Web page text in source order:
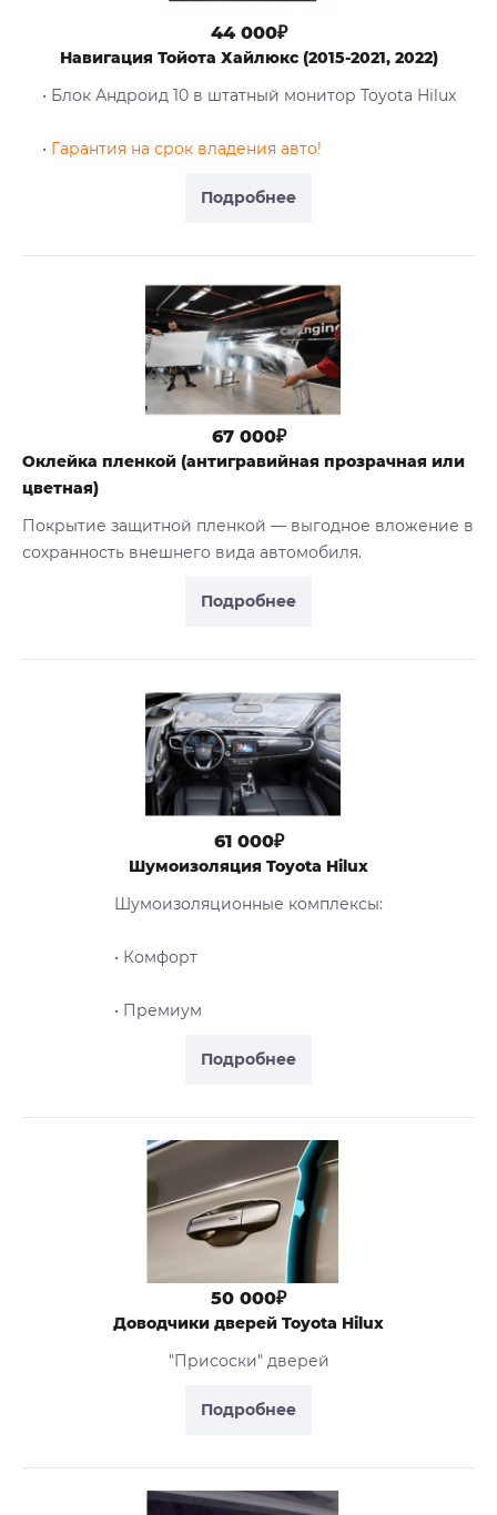
Подробнее
44 000₽
Навигация Тойота Хайлюкс (2015-2021, 2022)
• Блок Андроид 10 в штатный монитор Toyota Hilux
• Гарантия на срок владения авто!
Подробнее
67 000₽
Оклейка пленкой (антигравийная прозрачная или
цветная)
Покрытие защитной пленкой — выгодное вложение в
сохранность внешнего вида автомобиля.
Подробнее
61 000₽
Шумоизоляция Toyota Hilux
Шумоизоляционные комплексы:
• Комфорт
• Премиум
Подробнее
50 000₽
Доводчики дверей Toyota Hilux
"Присоски" дверей